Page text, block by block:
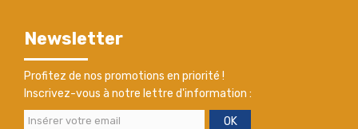
Newsletter
Profitez de nos promotions en priorité !
Inscrivez-vous à notre lettre d'information :
OK